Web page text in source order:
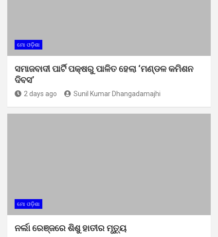
ମୋ ଓଡ଼ିଶା
ସମାଜବାଦୀ ପାର୍ଟି ପକ୍ଷରୁ ପାଳିତ ହେଲା ‘ମଣ୍ଡଳ କମିଶନ
ଦିବସ’
2 days ago Sunil Kumar Dhangadamajhi
ମୋ ଓଡ଼ିଶା
ନର୍ଲା ରେଞ୍ଜରେ ଶିଶୁ ହାତୀର ମୃତ୍ୟୁ